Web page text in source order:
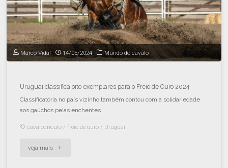
Marco Vidal 14/05/2024 Mundo do cavalo
Uruguai classifica oito exemplares para o Freio de Ouro 2024
Classificatória no país vizinho também contou com a solidariedade
aos gaúchos pelas enchentes
cavalocrioulo /freio de ouro / Uruguai
veja mais